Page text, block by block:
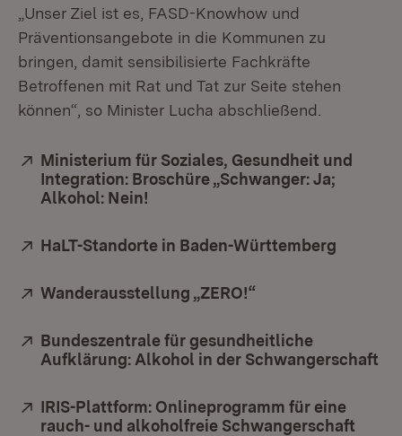
„Unser Ziel ist es, FASD-Knowhow und
Präventionsangebote in die Kommunen zu
bringen, damit sensibilisierte Fachkräfte
Betroffenen mit Rat und Tat zur Seite stehen
können“, so Minister Lucha abschließend.
Extern:
Ministerium für Soziales, Gesundheit und
Integration: Broschüre „Schwanger: Ja;
Alkohol: Nein!
Extern:
HaLT-Standorte in Baden-Württemberg
Extern:
Wanderausstellung „ZERO!“
Extern:
Bundeszentrale für gesundheitliche
Aufklärung: Alkohol in der Schwangerschaft
Extern:
IRIS-Plattform: Onlineprogramm für eine
rauch- und alkoholfreie Schwangerschaft